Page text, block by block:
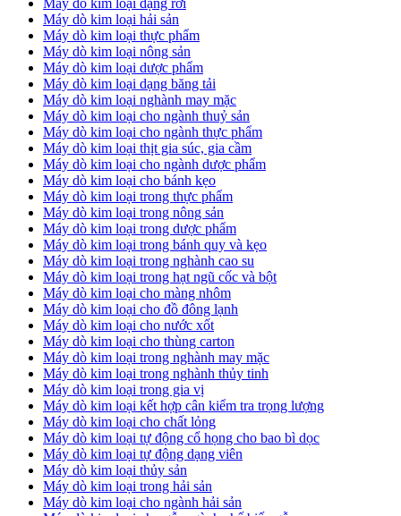
Máy dò kim loại hải sản
Máy dò kim loại thực phẩm
Máy dò kim loại nông sản
Máy dò kim loại dược phẩm
Máy dò kim loại dạng băng tải
Máy dò kim loại nghành may mặc
Máy dò kim loại cho ngành thuỷ sản
Máy dò kim loại cho ngành thực phẩm
Máy dò kim loại thịt gia súc, gia cầm
Máy dò kim loại cho ngành dược phẩm
Máy dò kim loại cho bánh kẹo
Máy dò kim loại trong thực phẩm
Máy dò kim loại trong nông sản
Máy dò kim loại trong dược phẩm
Máy dò kim loại trong bánh quy và kẹo
Máy dò kim loại trong nghành cao su
Máy dò kim loại trong hạt ngũ cốc và bột
Máy dò kim loại cho màng nhôm
Máy dò kim loại cho đồ đông lạnh
Máy dò kim loại cho nước xốt
Máy dò kim loại cho thùng carton
Máy dò kim loại trong nghành may mặc
Máy dò kim loại trong nghành thủy tinh
Máy dò kim loại trong gia vị
Máy dò kim loại kết hợp cân kiểm tra trọng lượng
Máy dò kim loại cho chất lỏng
Máy dò kim loại tự động cổ họng cho bao bì dọc
Máy dò kim loại tự động dạng viên
Máy dò kim loại thủy sản
Máy dò kim loại trong hải sản
Máy dò kim loại cho ngành hải sản